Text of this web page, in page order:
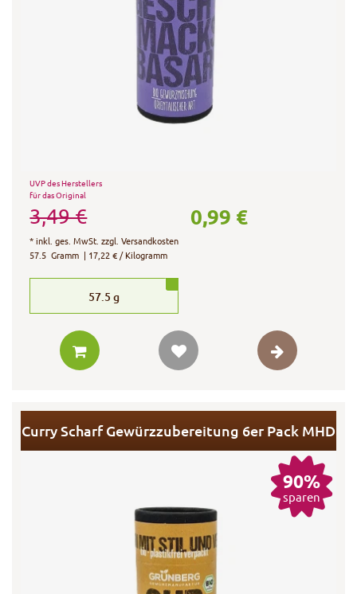
UVP des Herstellers
für das Original
3,49 € 0,99 €
*inkl. ges. MwSt. zzgl.Versandkosten
57.5 Gramm | 17,22 € / Kilogramm
57.5 g
Curry Scharf Gewürzzubereitung 6er Pack MHD
90%
sparen